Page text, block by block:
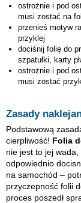
ostrożnie i pod
musi zostać na
przenieś motyw
przyklej
dociśnij folię do
szpatułki, karty
ostrożnie i pod
musi zostać
Zasady
Podstawową
cierpliwość! Folia
nie jest to jej
odpowiednio
na samochód –
przyczepność folii
proces poszedł